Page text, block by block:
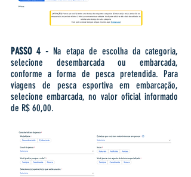
PASSO 4 -Na etapa de escolha da categoria,
selecione desembarcada ou embarcada,
conforme a forma de pesca pretendida. Para
viagens de pesca esportiva em embarcação,
selecione embarcada, no valor oficial informado
de R$ 60,00.